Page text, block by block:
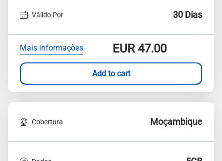
Válido Por 30 Dias
Mais informações EUR47.00
Add to cart
Cobertura Moçambique